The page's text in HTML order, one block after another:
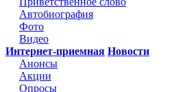
Автобиография
Фото
Видео
Интернет-приемная Новости
Анонсы
Акции
Опросы